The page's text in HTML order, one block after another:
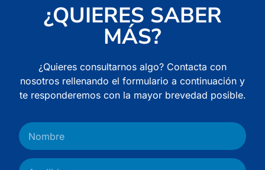
¿QUIERES SABER
MÁS?
¿Quieres consultarnos algo? Contacta con
nosotros rellenando el formulario a continuación y
te responderemos con la mayor brevedad posible.